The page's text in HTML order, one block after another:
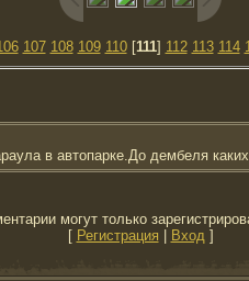
107 108 109 110[111] 112 113 114
в автопарке.До дембеля
могут только
[ Регистрация | Вход ]